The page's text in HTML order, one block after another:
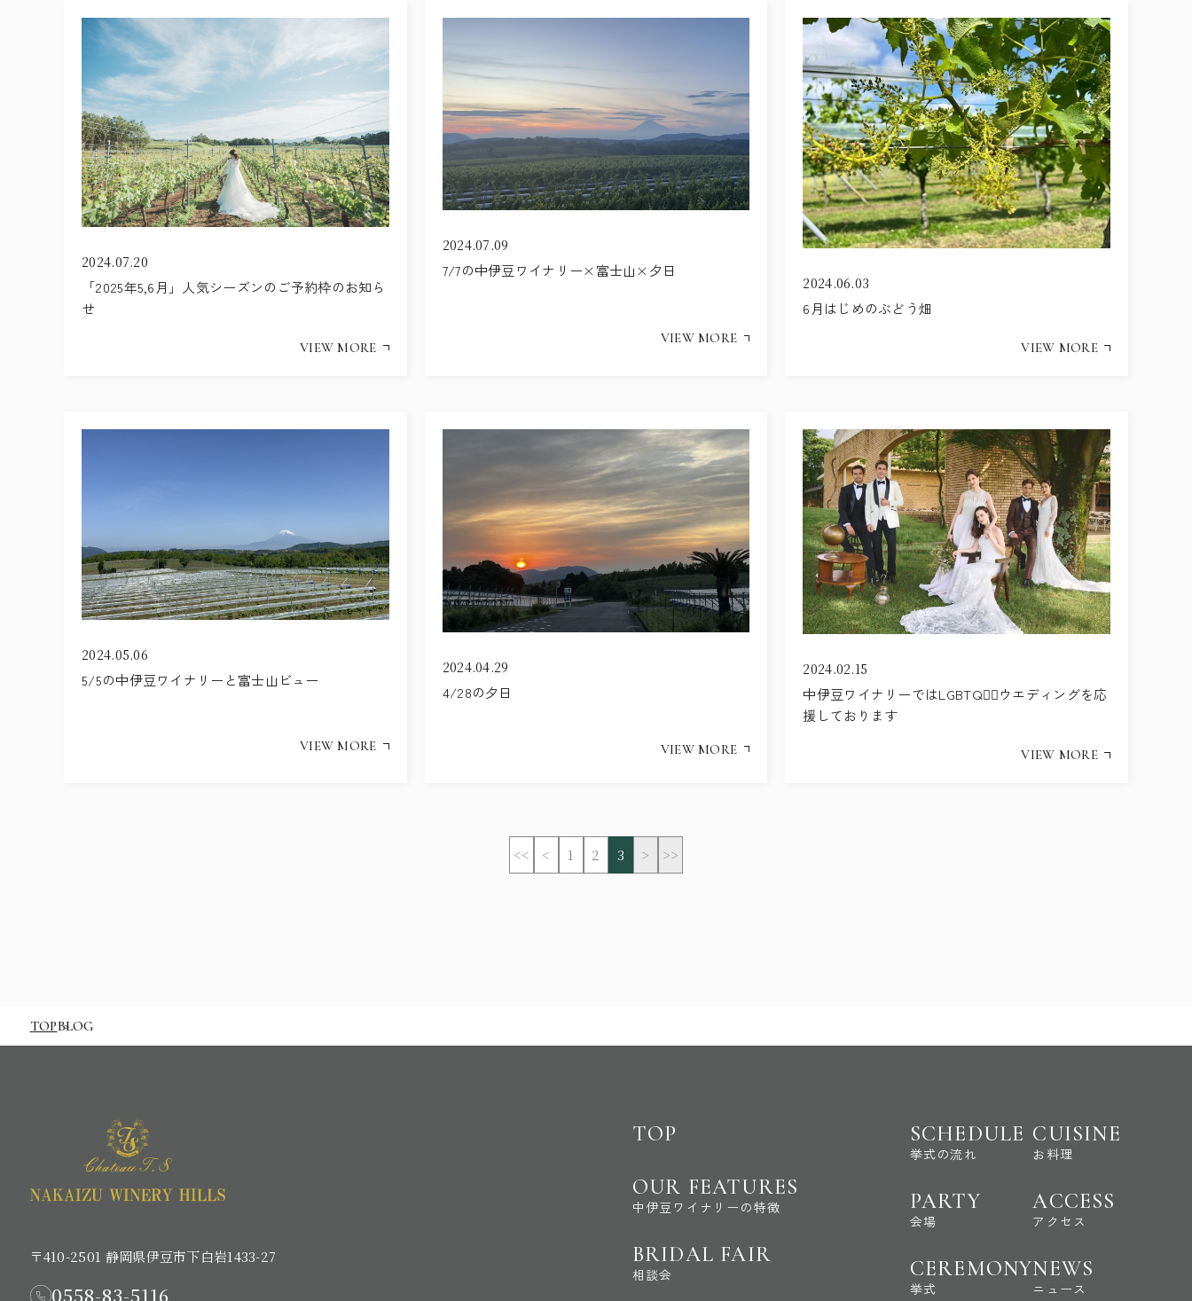
PARTY会場
CEREMONY挙式
DRESSドレス
ITEMSアイテム
CUISINEお料理
ACCESSアクセス
STAFF BLOG スタッフブログ
2024.07.20
「2025年5,6月」人気シーズンのご予約枠のお知ら
せ
VIEW MORE
2024.07.09
7/7の中伊豆ワイナリー×富士山×夕日
VIEW MORE
2024.06.03
6月はじめのぶどう畑
VIEW MORE
2024.05.06
5/5の中伊豆ワイナリーと富士山ビュー
VIEW MORE
2024.04.29
4/28の夕日
VIEW MORE
2024.02.15
中伊豆ワイナリーではLGBTQ🏳️‍🌈ウエディングを応
援しております
VIEW MORE
<< < 1 2 3 > >>
TOPBLOG
〒410-2501 静岡県伊豆市下白岩1433-27
0558-83-5116
TOP
OUR FEATURES
中伊豆ワイナリーの特徴
BRIDAL FAIR
相談会
SCHEDULE
挙式の流れ
PARTY
会場
CEREMONY
挙式
CUISINE
お料理
ACCESS
アクセス
NEWS
ニュース